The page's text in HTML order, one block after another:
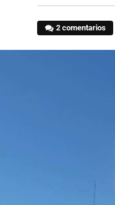
2 comentarios